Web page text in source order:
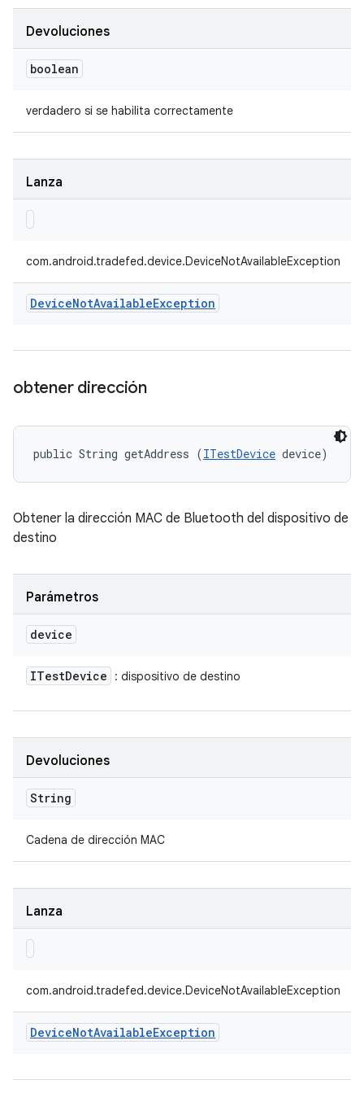
Devoluciones
boolean
verdadero si se habilita correctamente
Lanza
com.android.tradefed.device.DeviceNotAvailableException
DeviceNotAvailableException
obtener dirección
public String getAddress (ITestDevice device)
Obtener la dirección MAC de Bluetooth del dispositivo de
destino
Parámetros
device
ITestDevice : dispositivo de destino
Devoluciones
String
Cadena de dirección MAC
Lanza
com.android.tradefed.device.DeviceNotAvailableException
DeviceNotAvailableException